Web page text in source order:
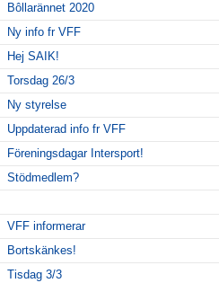
Bôllarännet 2020
Ny info fr VFF
Hej SAIK!
Torsdag 26/3
Ny styrelse
Uppdaterad info fr VFF
Föreningsdagar Intersport!
Stödmedlem?
VFF informerar
Bortskänkes!
Tisdag 3/3